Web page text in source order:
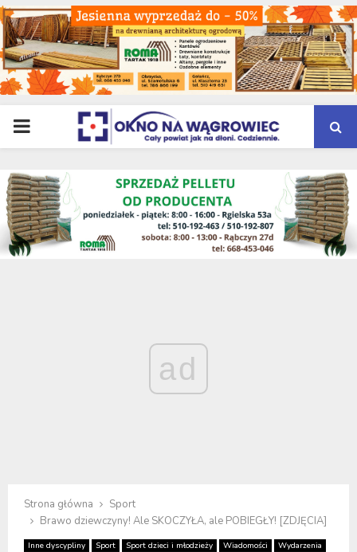
PRIMARY
MENU
ad
Strona główna
Sport
Brawo dziewczyny! Ale SKOCZYŁA, ale POBIEGŁY! [ZDJĘCIA]
Inne dyscypliny Sport Sport dzieci i młodzieży Wiadomości Wydarzenia